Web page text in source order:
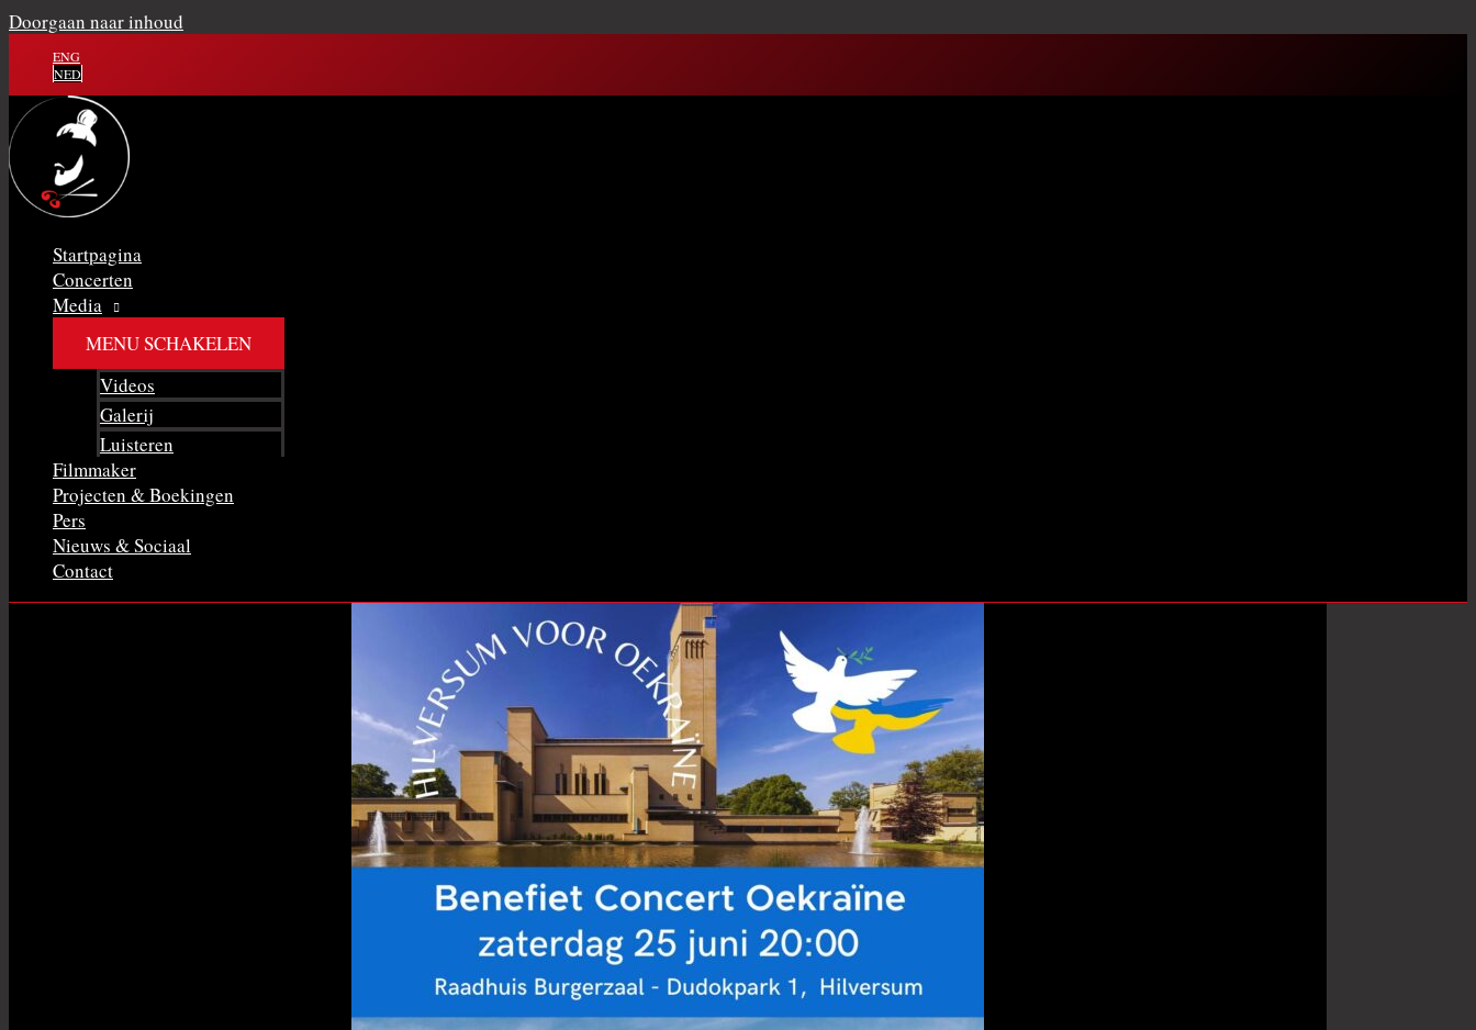
Doorgaan naar inhoud
ENG
NED
Startpagina
Concerten
Media
MENU SCHAKELEN
Videos
Galerij
Luisteren
Filmmaker
Projecten & Boekingen
Pers
Nieuws & Sociaal
Contact